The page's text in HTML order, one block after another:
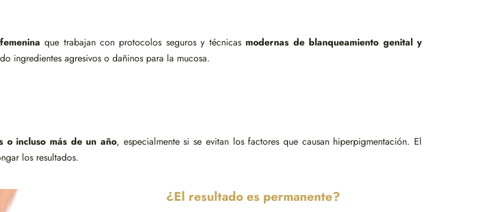
que trabajan con protocolos seguros y técnicas modernas de blanqueamiento genital y
ingredientes agresivos o dañinos para la mucosa.
o incluso más de un año, especialmente si se evitan los factores que causan hiperpigmentación. El
los resultados.
¿El resultado es permanente?